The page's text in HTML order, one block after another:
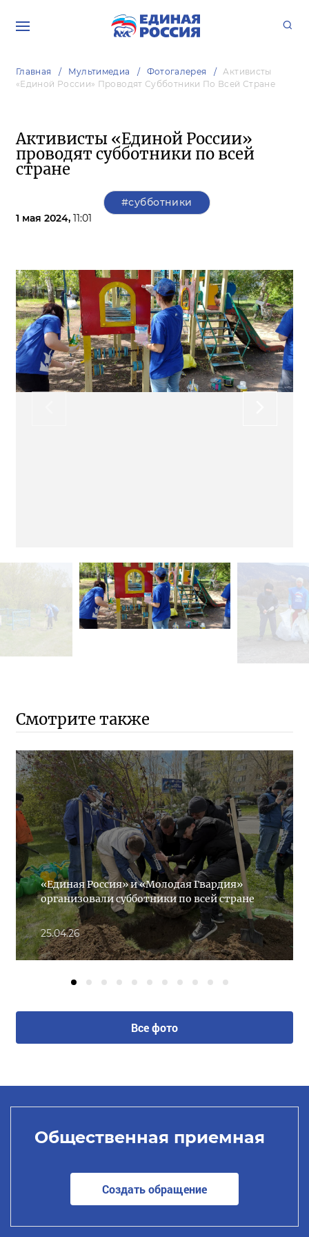
Главная Мультимедиа Фотогалерея
Активисты
«Единой России» Проводят Субботники По Всей Стране
Активисты «Единой России»
проводят субботники по всей
стране
1 мая 2024, 11:01
#субботники
Смотрите также
«Единая Россия» и «Молодая Гвардия»
организовали субботники по всей стране
25.04.26
Все фото
Общественная приемная
Создать обращение